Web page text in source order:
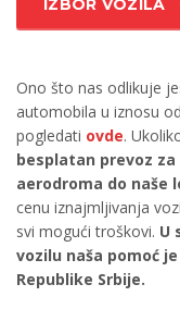
Ono što nas odlikuje
automobila u iznosu od
pogledati ovde.
besplatan prevoz
aerodroma do naše
cenu iznajmljivanja
svi mogući troškovi. U
vozilu naša pomoć
Republike Srbije.